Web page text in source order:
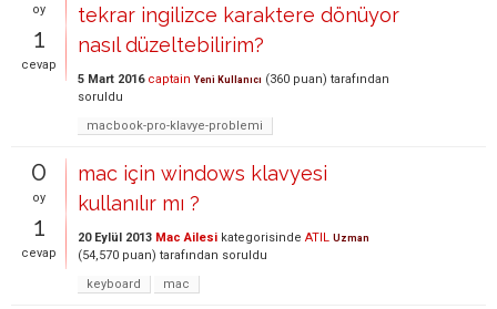
oy
1
cevap
tekrar ingilizce karaktere dönüyor
nasıl düzeltebilirim?
5 Mart 2016 captain Yeni Kullanıcı (360 puan) tarafından
soruldu
macbook-pro-klavye-problemi
0
oy
1
cevap
mac için windows klavyesi
kullanılır mı ?
20 Eylül 2013 Mac Ailesi kategorisinde ATIL Uzman
(54,570 puan) tarafından soruldu
keyboard
mac